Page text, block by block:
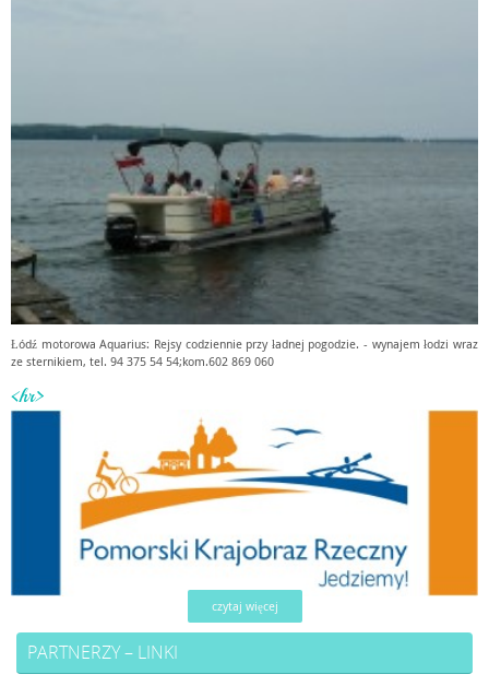
Łódź motorowa Aquarius: Rejsy codziennie przy ładnej pogodzie. - wynajem łodzi wraz
ze sternikiem, tel. 94 375 54 54;kom.602 869 060
<hr>
czytaj więcej
PARTNERZY – LINKI